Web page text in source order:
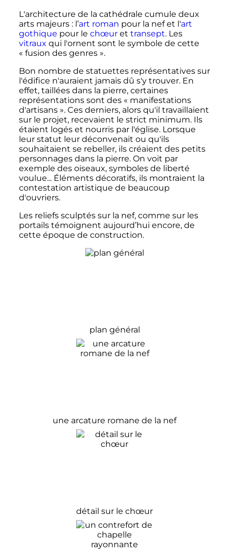
L'architecture de la cathédrale cumule deux
arts majeurs : l’art roman pour la nef et l'art
gothique pour le chœuret transept. Les
vitraux qui l'ornent sont le symbole de cette
« fusion des genres ».
Bon nombre de statuettes représentatives sur
l'édifice n'auraient jamais dû s'y trouver. En
effet, taillées dans la pierre, certaines
représentations sont des « manifestations
d'artisans ». Ces derniers, alors qu'il travaillaient
sur le projet, recevaient le strict minimum. Ils
étaient logés et nourris par l'église. Lorsque
leur statut leur déconvenait ou qu'ils
souhaitaient se rebeller, ils créaient des petits
personnages dans la pierre. On voit par
exemple des oiseaux, symboles de liberté
voulue... Éléments décoratifs, ils montraient la
contestation artistique de beaucoup
d'ouvriers.
Les reliefs sculptés sur la nef, comme sur les
portails témoignent aujourd’hui encore, de
cette époque de construction.
plan général
une arcature romane de la nef
détail sur le chœur